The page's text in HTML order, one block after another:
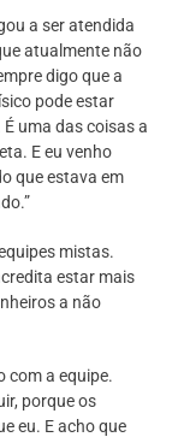
a ser atendida
atualmente não
digo que a
pode estar
uma das coisas a
E eu venho
que estava em
mistas.
estar mais
a não
com a equipe.
porque os
eu. E acho que